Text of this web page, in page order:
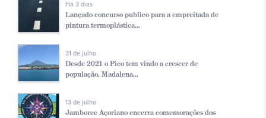
Há 3 dias
Lançado concurso publico para a empreitada de
pintura termoplástica...
31 de julho
Desde 2021 o Pico tem vindo a crescer de
população. Madalena...
13 de julho
Jamboree Açoriano encerra comemorações dos